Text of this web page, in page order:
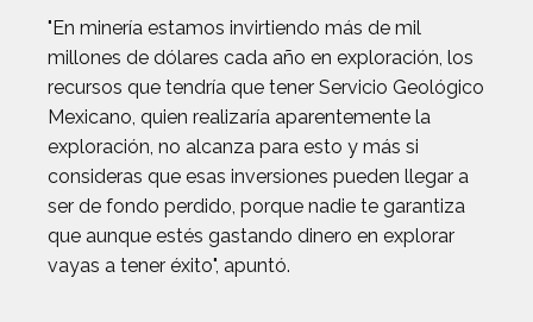
"En minería estamos invirtiendo más de mil
millones de dólares cada año en exploración, los
recursos que tendría que tener Servicio Geológico
Mexicano, quien realizaría aparentemente la
exploración, no alcanza para esto y más si
consideras que esas inversiones pueden llegar a
ser de fondo perdido, porque nadie te garantiza
que aunque estés gastando dinero en explorar
vayas a tener éxito", apuntó.